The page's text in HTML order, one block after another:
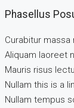
Phasellus
Curabitur massa
Aliquam laoreet
Mauris risus
Nullam this is a
Nullam tempus